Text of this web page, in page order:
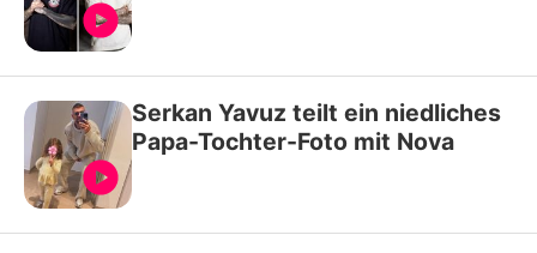
Serkan Yavuz teilt ein niedliches
Papa-Tochter-Foto mit Nova